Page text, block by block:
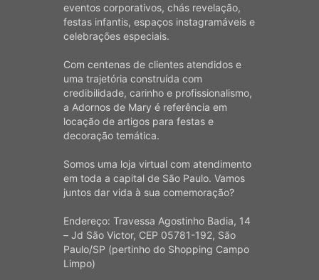
eventos corporativos, chás revelação,
festas infantis, espaços instagramáveis e
celebrações especiais.
Com centenas de clientes atendidos e
uma trajetória construída com
credibilidade, carinho e profissionalismo,
a Adornos de Mary é referência em
locação de artigos para festas e
decoração temática.
Somos uma loja virtual com atendimento
em toda a capital de São Paulo. Vamos
juntos dar vida à sua comemoração?
Endereço: Travessa Agostinho Badia, 14
– Jd São Victor, CEP 05781-192, São
Paulo/SP (pertinho do Shopping Campo
Limpo)